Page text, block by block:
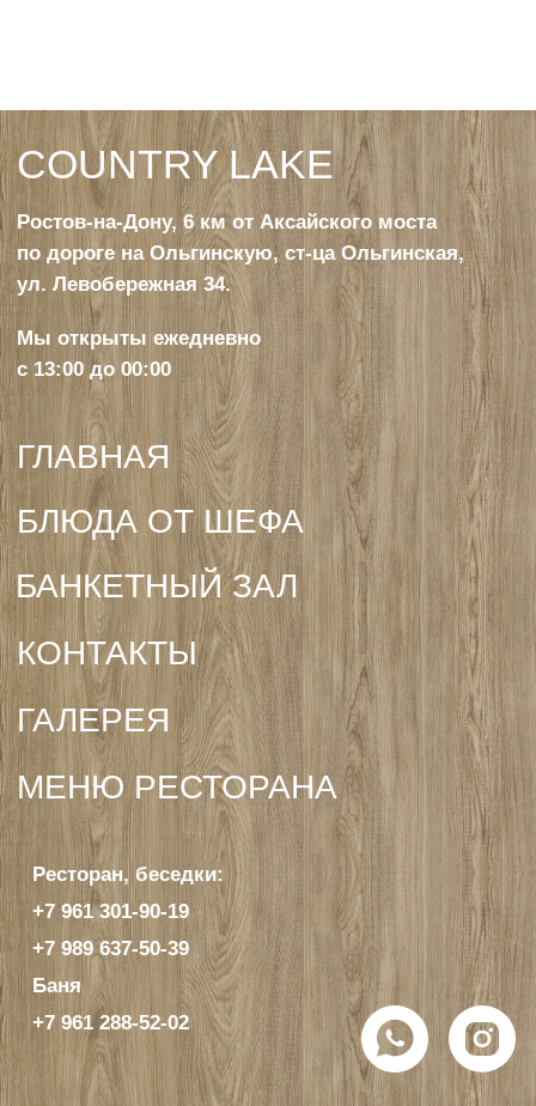
МЕНЮ РЕСТОРАНА
ГАЛЕРЕЯ
КОНТАКТЫ
БАНКЕТНЫЙ ЗАЛ
Ресторан, беседки:
+
7 961 301-90-19
7 989 637-50-39
7 961 288-52-02